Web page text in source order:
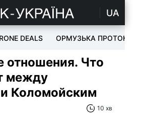
UA
DEALS ОРМУЗЬКА ПРОТОКА
отношения. Что
между
Коломойским
10 хв